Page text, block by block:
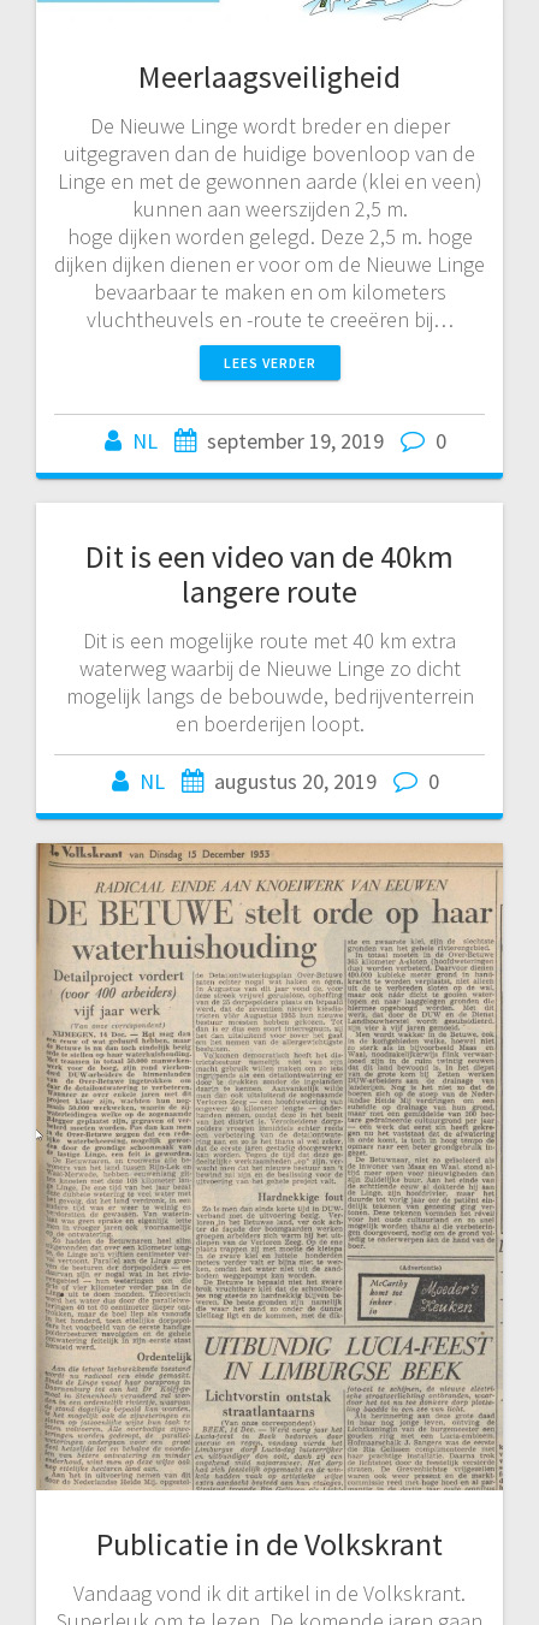
Meerlaagsveiligheid
De Nieuwe Linge wordt breder en dieper
uitgegraven dan de huidige bovenloop van de
Linge en met de gewonnen aarde (klei en veen)
kunnen aan weerszijden 2,5 m.
hoge dijken worden gelegd. Deze 2,5 m. hoge
dijken dijken dienen er voor om de Nieuwe Linge
bevaarbaar te maken en om kilometers
vluchtheuvels en -route te creeëren bij…
LEES VERDER
NL september 19, 2019 0
Dit is een video van de 40km
langere route
Dit is een mogelijke route met 40 km extra
waterweg waarbij de Nieuwe Linge zo dicht
mogelijk langs de bebouwde, bedrijventerrein
en boerderijen loopt.
NL augustus 20, 2019 0
Publicatie in de Volkskrant
Vandaag vond ik dit artikel in de Volkskrant.